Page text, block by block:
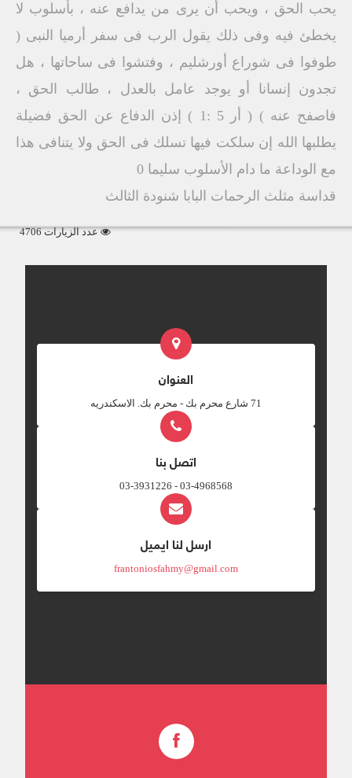
يحب الحق ، ويحب أن يرى من يدافع عنه ، بأسلوب لا
يخطئ فيه وفى ذلك يقول الرب فى سفر أرميا النبى (
طوفوا فى شوراع أورشليم ، وفتشوا فى ساحاتها ، هل
تجدون إنسانا أو يوجد عامل بالعدل ، طالب الحق ،
فاصفح عنه ) ( أر 5 :1 ) إذن الدفاع عن الحق فضيلة
يطلبها الله إن سلكت فيها تسلك فى الحق ولا يتنافى هذا
مع الوداعة ما دام الأسلوب سليما 0
قداسة مثلث الرحمات البابا شنودة الثالث
عدد الزيارات 4706
العنوان
‎71 شارع محرم بك - محرم بك. الاسكندريه
اتصل بنا
03-4968568 - 03-3931226
ارسل لنا ايميل
frantoniosfahmy@gmail.com